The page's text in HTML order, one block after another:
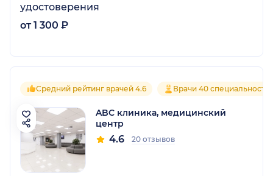
удостоверения
от 1 300 ₽
Средний рейтинг врачей 4.6 Врачи 40
ABC клиника, медицинский
центр
4.6 20 отзывов